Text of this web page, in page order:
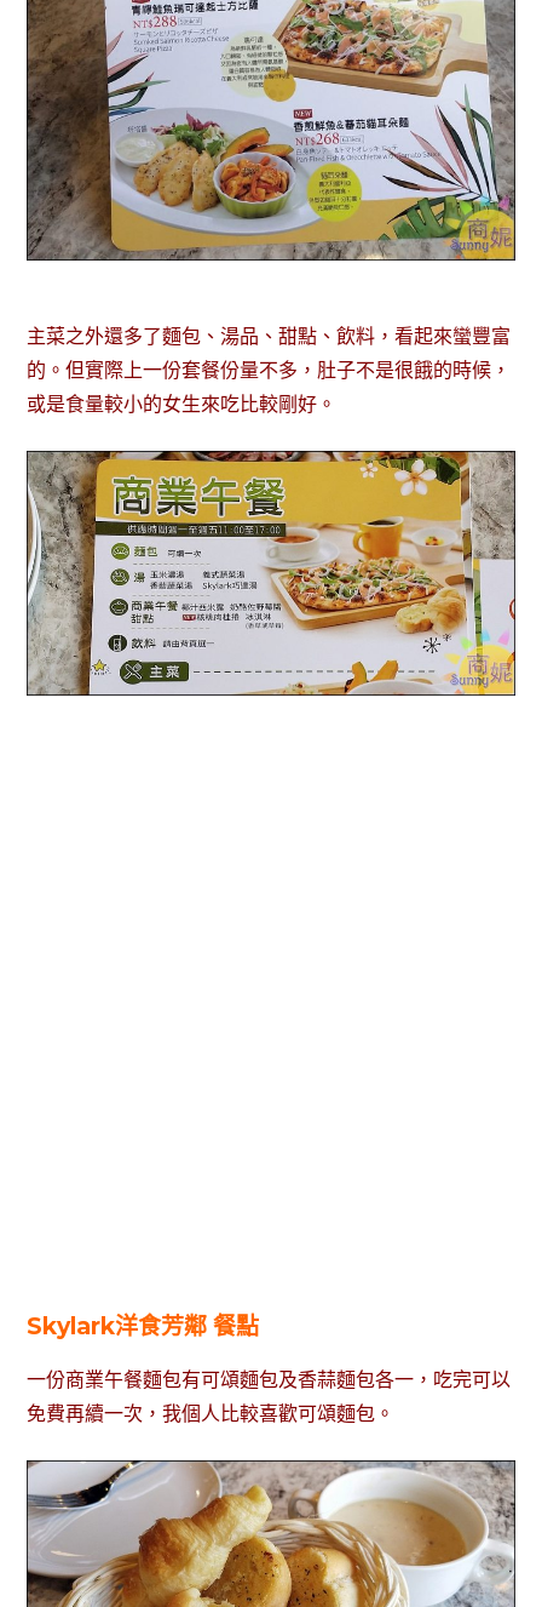
主菜之外還多了麵包、湯品、甜點、飲料，看起來蠻豐富
的。但實際上一份套餐份量不多，肚子不是很餓的時候，
或是食量較小的女生來吃比較剛好。
Skylark洋食芳鄰 餐點
一份商業午餐麵包有可頌麵包及香蒜麵包各一，吃完可以
免費再續一次，我個人比較喜歡可頌麵包。